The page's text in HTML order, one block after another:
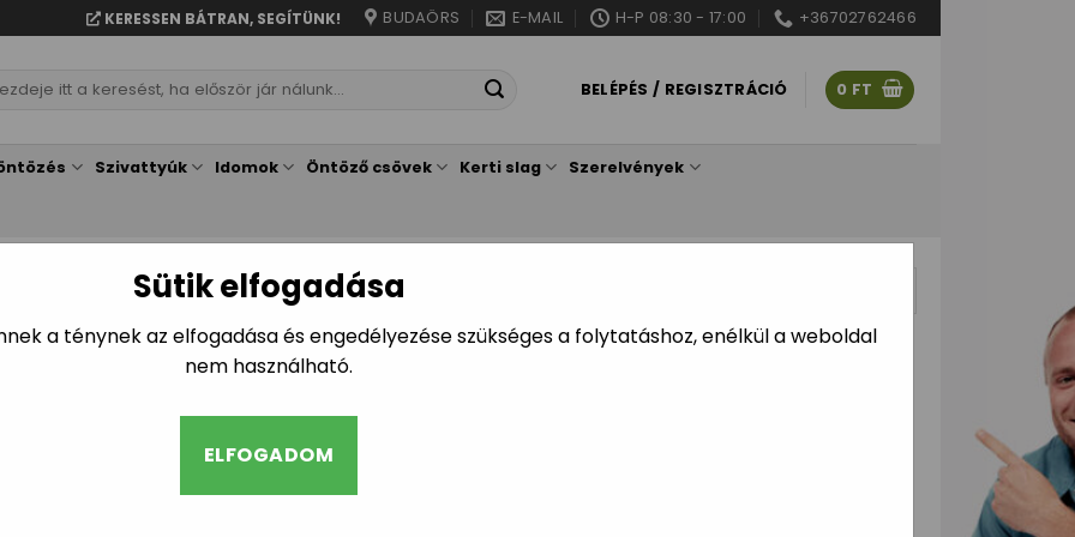
Sütik elfogadása
a ténynek az elfogadása és engedélyezése szükséges a folytatáshoz, enélkül a weboldal
nem használható.
ELFOGADOM
KERESSEN BÁTRAN, SEGÍTÜNK! BUDAÖRS E-MAIL H-P 08:30 - 17:00 +36702762466
BELÉPÉS / REGISZTRÁCIÓ 0 FT
Szivattyúk Idomok Öntöző csövek Kerti slag Szerelvények
1–12 termék, összesen 14 db
Mágnesszelep, Hunter és Rain Bird mágnesszelepek
és tartozékaik